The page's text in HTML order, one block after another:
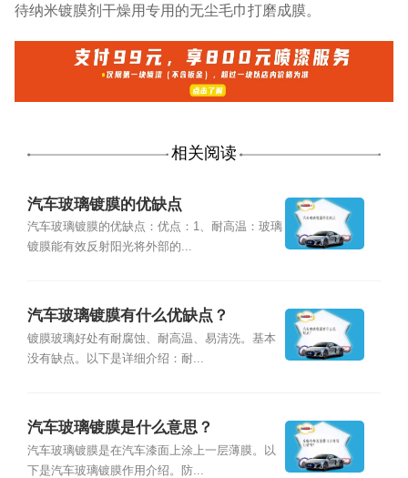
待纳米镀膜剂干燥用专用的无尘毛巾打磨成膜。
相关阅读
汽车玻璃镀膜的优缺点
汽车玻璃镀膜的优缺点：优点：1、耐高温：玻璃
镀膜能有效反射阳光将外部的...
汽车玻璃镀膜有什么优缺点？
镀膜玻璃好处有耐腐蚀、耐高温、易清洗。基本
没有缺点。以下是详细介绍：耐...
汽车玻璃镀膜是什么意思？
汽车玻璃镀膜是在汽车漆面上涂上一层薄膜。以
下是汽车玻璃镀膜作用介绍。防...